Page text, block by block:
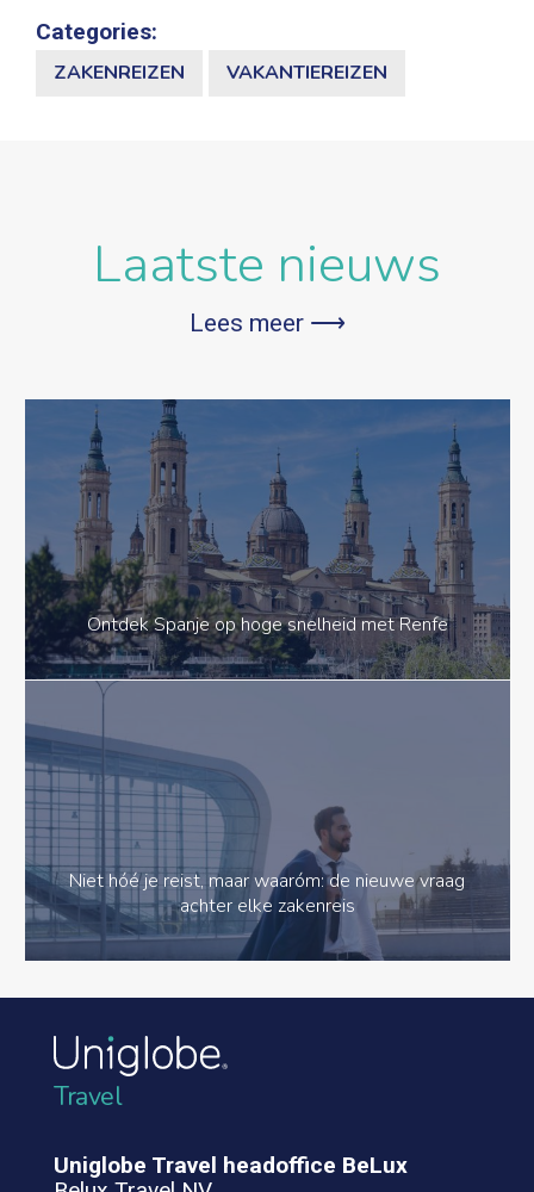
Categories:
ZAKENREIZEN VAKANTIEREIZEN
Laatste nieuws
Lees meer ⟶
Ontdek Spanje op hoge snelheid met Renfe
Niet hóé je reist, maar waaróm: de nieuwe vraag
achter elke zakenreis
Travel
Uniglobe Travel headoffice BeLux